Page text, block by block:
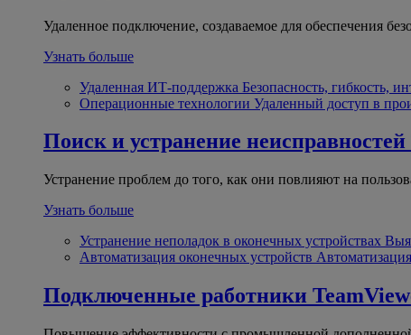
Удаленное подключение, создаваемое для обеспечения
Узнать больше
Удаленная ИТ-поддержка Безопасность, гибкость,
Операционные технологии Удаленный доступ в
Поиск и устранение неисправностей
Устранение проблем до того, как они повлияют на
Узнать больше
Устранение неполадок в оконечных устройствах
Автоматизация оконечных устройств
Подключенные работники